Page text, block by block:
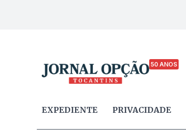
50 ANOS
EXPEDIENTE PRIVACIDADE